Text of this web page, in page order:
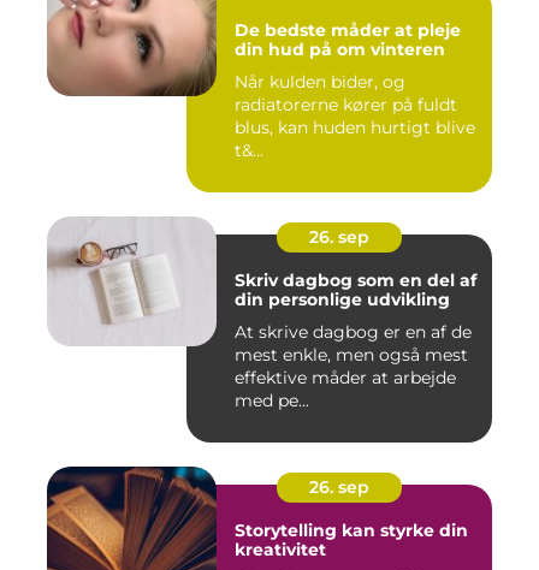
De bedste måder at pleje
din hud på om vinteren
Når kulden bider, og
radiatorerne kører på fuldt
blus, kan huden hurtigt blive
t&...
26. sep
Skriv dagbog som en del af
din personlige udvikling
At skrive dagbog er en af de
mest enkle, men også mest
effektive måder at arbejde
med pe...
26. sep
Storytelling kan styrke din
kreativitet